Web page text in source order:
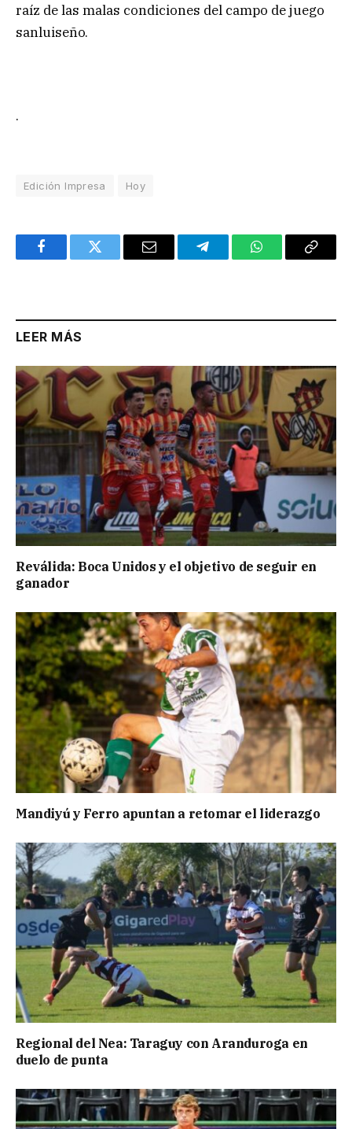
raíz de las malas condiciones del campo de juego
sanluiseño.
.
Edición Impresa Hoy
FacebookTwitter Email TelegramWhatsAppCopy
LEER MÁS
Reválida: Boca Unidos y el objetivo de seguir en
ganador
Mandiyú y Ferro apuntan a retomar el liderazgo
Regional del Nea: Taraguy con Aranduroga en
duelo de punta